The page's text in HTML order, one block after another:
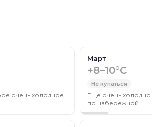
очень холодное.
Март
+8–10°C
Не купаться
Ещё очень
по набережной.